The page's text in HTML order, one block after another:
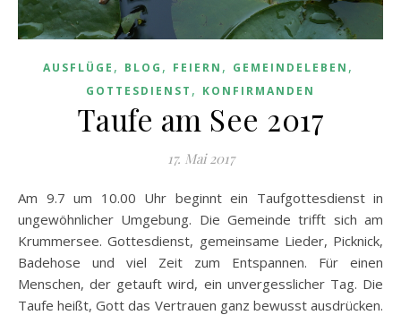
AUSFLÜGE , BLOG , FEIERN , GEMEINDELEBEN ,
GOTTESDIENST , KONFIRMANDEN
Taufe am See 2017
17. Mai 2017
Am 9.7 um 10.00 Uhr beginnt ein Taufgottesdienst in
ungewöhnlicher Umgebung. Die Gemeinde trifft sich am
Krummersee. Gottesdienst, gemeinsame Lieder, Picknick,
Badehose und viel Zeit zum Entspannen. Für einen
Menschen, der getauft wird, ein unvergesslicher Tag. Die
Taufe heißt, Gott das Vertrauen ganz bewusst ausdrücken.